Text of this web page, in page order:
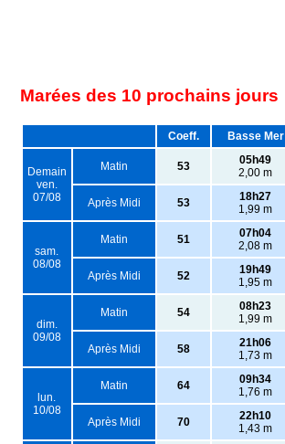
Marées des 10 prochains jours
Coeff. Basse Mer
Demain
ven.
07/08
Matin 53
05h49
2,00 m
Après Midi 53
18h27
1,99 m
sam.
08/08
Matin 51
07h04
2,08 m
Après Midi 52
19h49
1,95 m
dim.
09/08
Matin 54
08h23
1,99 m
Après Midi 58
21h06
1,73 m
lun.
10/08
Matin 64
09h34
1,76 m
Après Midi 70
22h10
1,43 m